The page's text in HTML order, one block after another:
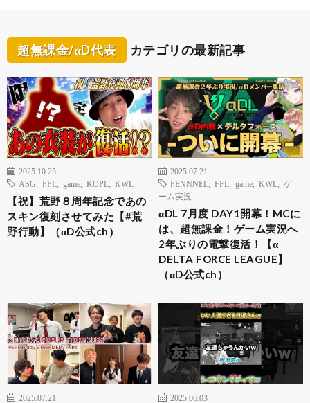
超無課金/αD代表 カテゴリの最新記事
2025.10.25
ASG
FFL game KOPL KWL
【祝】荒野８周年記念であの
スキン復刻させてみた【#荒
野行動】（αD公式ch）
2025.07.21
FENNNEL
FFL game KWL
ゲ
ーム実況
αDL 7月度 DAY1開幕！MCに
は、超無課金！ゲーム実況へ
2年ぶりの電撃復活！【α
DELTA FORCE LEAGUE】
（αD公式ch）
2025.07.21
2025.06.03